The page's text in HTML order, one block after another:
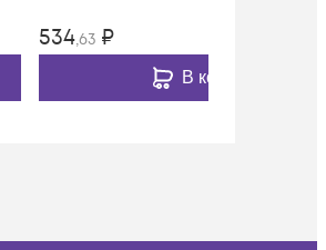
534,63 ₽
В корзину